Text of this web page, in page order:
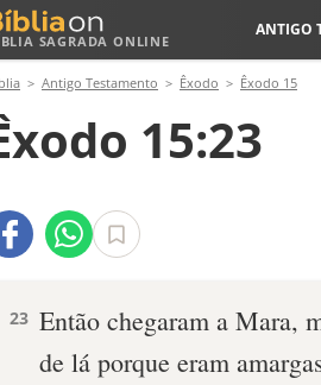
SAGRADA ONLINE
ANTIGO
Antigo Testamento Êxodo Êxodo 15
15:23
23 Então chegaram a Mara,
de lá porque eram